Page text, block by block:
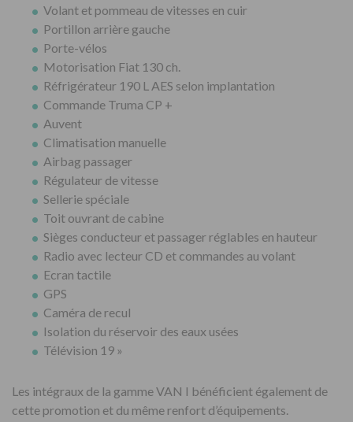
Volant et pommeau de vitesses en cuir
Portillon arrière gauche
Porte-vélos
Motorisation Fiat 130 ch.
Réfrigérateur 190 L AES selon implantation
Commande Truma CP +
Auvent
Climatisation manuelle
Airbag passager
Régulateur de vitesse
Sellerie spéciale
Toit ouvrant de cabine
Sièges conducteur et passager réglables en hauteur
Radio avec lecteur CD et commandes au volant
Ecran tactile
GPS
Caméra de recul
Isolation du réservoir des eaux usées
Télévision 19 »
Les intégraux de la gamme VAN I bénéficient également de
cette promotion et du même renfort d’équipements.